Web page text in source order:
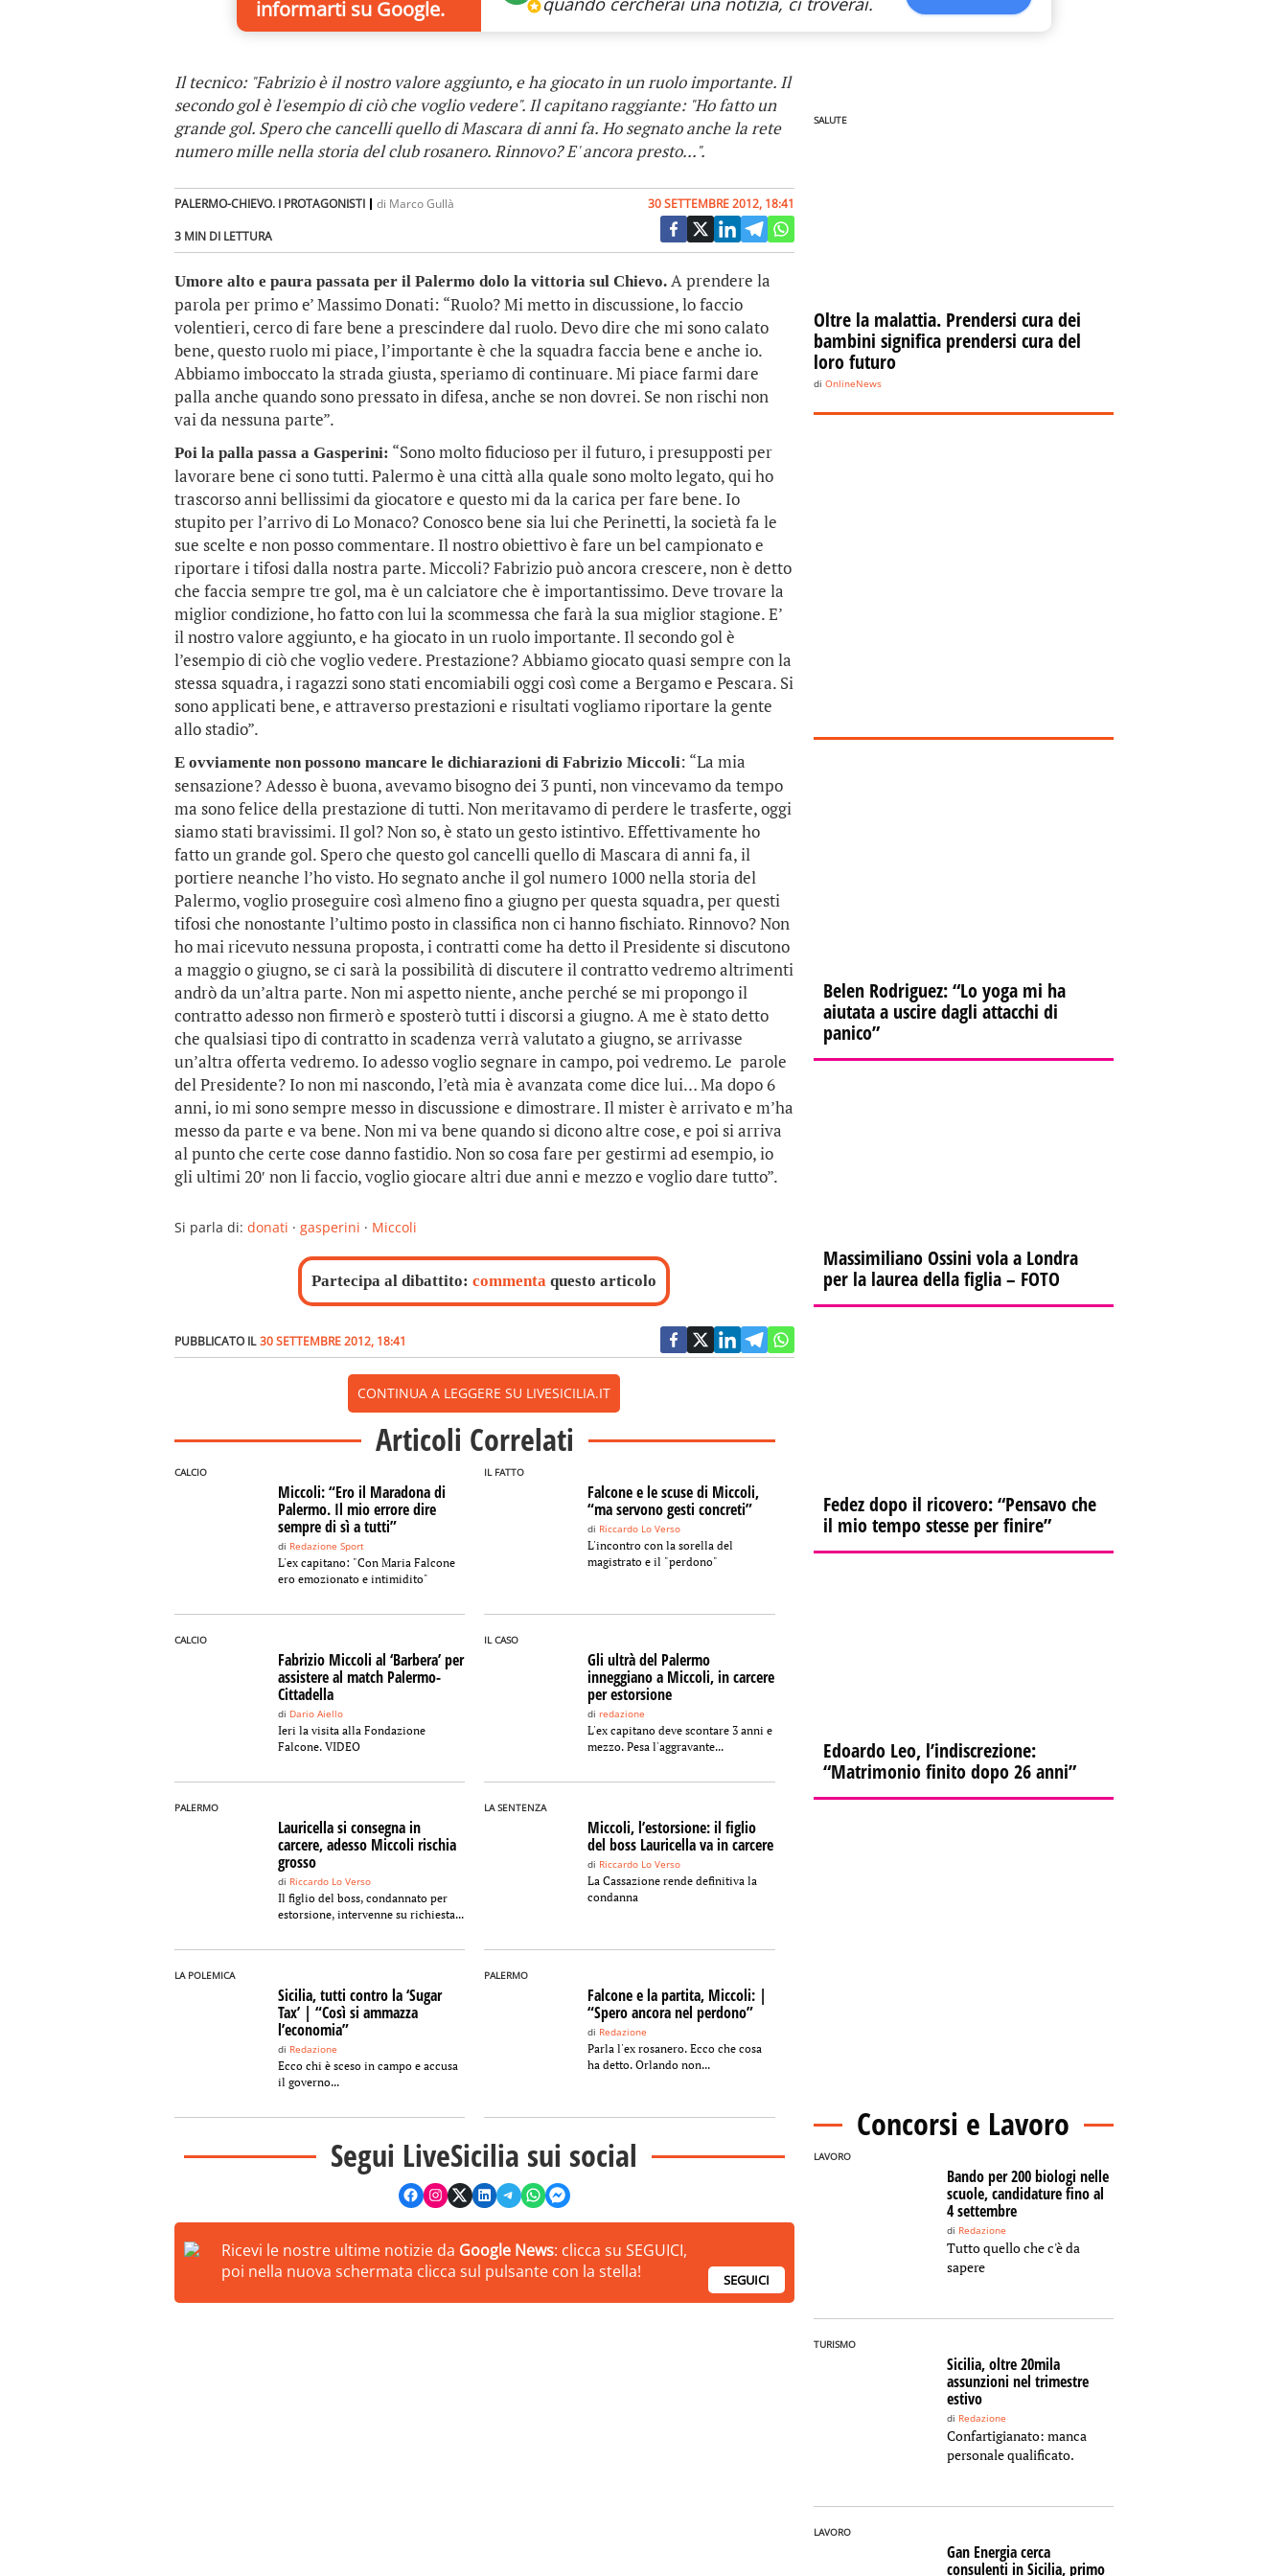
informarti su Google.
Il tecnico: "Fabrizio è il nostro valore aggiunto, e ha giocato in un ruolo importante. Il
secondo gol è l'esempio di ciò che voglio vedere". Il capitano raggiante: "Ho fatto un
grande gol. Spero che cancelli quello di Mascara di anni fa. Ho segnato anche la rete
numero mille nella storia del club rosanero. Rinnovo? E' ancora presto...".
PALERMO-CHIEVO. I PROTAGONISTI di Marco Gullà
3 MIN DI LETTURA
30 SETTEMBRE 2012, 18:41
Umore alto e paura passata per il Palermo dolo la vittoria sul Chievo. A prendere la
parola per primo e’ Massimo Donati: “Ruolo? Mi metto in discussione, lo faccio
volentieri, cerco di fare bene a prescindere dal ruolo. Devo dire che mi sono calato
bene, questo ruolo mi piace, l’importante è che la squadra faccia bene e anche io.
Abbiamo imboccato la strada giusta, speriamo di continuare. Mi piace farmi dare
palla anche quando sono pressato in difesa, anche se non dovrei. Se non rischi non
vai da nessuna parte”.
Poi la palla passa a Gasperini: “Sono molto fiducioso per il futuro, i presupposti per
lavorare bene ci sono tutti. Palermo è una città alla quale sono molto legato, qui ho
trascorso anni bellissimi da giocatore e questo mi da la carica per fare bene. Io
stupito per l’arrivo di Lo Monaco? Conosco bene sia lui che Perinetti, la società fa le
sue scelte e non posso commentare. Il nostro obiettivo è fare un bel campionato e
riportare i tifosi dalla nostra parte. Miccoli? Fabrizio può ancora crescere, non è detto
che faccia sempre tre gol, ma è un calciatore che è importantissimo. Deve trovare la
miglior condizione, ho fatto con lui la scommessa che farà la sua miglior stagione. E’
il nostro valore aggiunto, e ha giocato in un ruolo importante. Il secondo gol è
l’esempio di ciò che voglio vedere. Prestazione? Abbiamo giocato quasi sempre con la
stessa squadra, i ragazzi sono stati encomiabili oggi così come a Bergamo e Pescara. Si
sono applicati bene, e attraverso prestazioni e risultati vogliamo riportare la gente
allo stadio”.
E ovviamente non possono mancare le dichiarazioni di Fabrizio Miccoli: “La mia
sensazione? Adesso è buona, avevamo bisogno dei 3 punti, non vincevamo da tempo
ma sono felice della prestazione di tutti. Non meritavamo di perdere le trasferte, oggi
siamo stati bravissimi. Il gol? Non so, è stato un gesto istintivo. Effettivamente ho
fatto un grande gol. Spero che questo gol cancelli quello di Mascara di anni fa, il
portiere neanche l’ho visto. Ho segnato anche il gol numero 1000 nella storia del
Palermo, voglio proseguire così almeno fino a giugno per questa squadra, per questi
tifosi che nonostante l’ultimo posto in classifica non ci hanno fischiato. Rinnovo? Non
ho mai ricevuto nessuna proposta, i contratti come ha detto il Presidente si discutono
a maggio o giugno, se ci sarà la possibilità di discutere il contratto vedremo altrimenti
andrò da un’altra parte. Non mi aspetto niente, anche perché se mi propongo il
contratto adesso non firmerò e sposterò tutti i discorsi a giugno. A me è stato detto
che qualsiasi tipo di contratto in scadenza verrà valutato a giugno, se arrivasse
un’altra offerta vedremo. Io adesso voglio segnare in campo, poi vedremo. Le parole
del Presidente? Io non mi nascondo, l’età mia è avanzata come dice lui… Ma dopo 6
anni, io mi sono sempre messo in discussione e dimostrare. Il mister è arrivato e m’ha
messo da parte e va bene. Non mi va bene quando si dicono altre cose, e poi si arriva
al punto che certe cose danno fastidio. Non so cosa fare per gestirmi ad esempio, io
gli ultimi 20′ non li faccio, voglio giocare altri due anni e mezzo e voglio dare tutto”.
Si parla di: donati · gasperini · Miccoli
Partecipa al dibattito:commenta questo articolo
PUBBLICATO IL 30 SETTEMBRE 2012, 18:41
CONTINUA A LEGGERE SU LIVESICILIA.IT
Articoli Correlati
CALCIO
Miccoli: “Ero il Maradona di
Palermo. Il mio errore dire
sempre di sì a tutti”
di Redazione Sport
L'ex capitano: "Con Maria Falcone
ero emozionato e intimidito"
IL FATTO
Falcone e le scuse di Miccoli,
“ma servono gesti concreti”
di Riccardo Lo Verso
L'incontro con la sorella del
magistrato e il "perdono"
CALCIO
Fabrizio Miccoli al ‘Barbera’ per
assistere al match Palermo-
Cittadella
di Dario Aiello
Ieri la visita alla Fondazione
Falcone. VIDEO
IL CASO
Gli ultrà del Palermo
inneggiano a Miccoli, in carcere
per estorsione
diredazione
L'ex capitano deve scontare 3 anni e
mezzo. Pesa l'aggravante...
PALERMO
Lauricella si consegna in
carcere, adesso Miccoli rischia
grosso
di Riccardo Lo Verso
Il figlio del boss, condannato per
estorsione, intervenne su richiesta...
LA SENTENZA
Miccoli, l’estorsione: il figlio
del boss Lauricella va in carcere
di Riccardo Lo Verso
La Cassazione rende definitiva la
condanna
LA POLEMICA
Sicilia, tutti contro la ‘Sugar
Tax’ | “Così si ammazza
l’economia”
di Redazione
Ecco chi è sceso in campo e accusa
il governo...
PALERMO
Falcone e la partita, Miccoli: |
“Spero ancora nel perdono”
di Redazione
Parla l'ex rosanero. Ecco che cosa
ha detto. Orlando non...
Segui LiveSicilia sui social
Ricevi le nostre ultime notizie da Google News: clicca su SEGUICI,
poi nella nuova schermata clicca sul pulsante con la stella!
SEGUICI
SALUTE
Oltre la malattia. Prendersi cura dei
bambini significa prendersi cura del
loro futuro
di OnlineNews
Belen Rodriguez: “Lo yoga mi ha
aiutata a uscire dagli attacchi di
panico”
Massimiliano Ossini vola a Londra
per la laurea della figlia – FOTO
Fedez dopo il ricovero: “Pensavo che
il mio tempo stesse per finire”
Edoardo Leo, l’indiscrezione:
“Matrimonio finito dopo 26 anni”
Concorsi e Lavoro
LAVORO
Bando per 200 biologi nelle
scuole, candidature fino al
4 settembre
di Redazione
Tutto quello che c'è da
sapere
TURISMO
Sicilia, oltre 20mila
assunzioni nel trimestre
estivo
di Redazione
Confartigianato: manca
personale qualificato.
LAVORO
Gan Energia cerca
consulenti in Sicilia, primo